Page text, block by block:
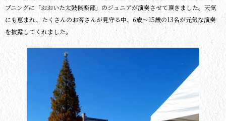
プニングに「おおいた太鼓俱楽部」のジュニアが演奏させて頂きました。天気
にも恵まれ、たくさんのお客さんが見守る中、6歳～15歳の13名が元気な演奏
を披露してくれました。